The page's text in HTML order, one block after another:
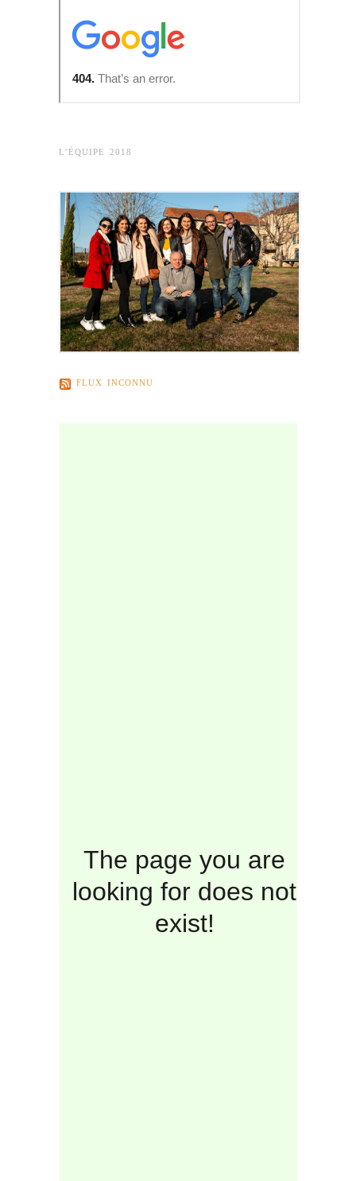
L’ÉQUIPE 2018
FLUX INCONNU